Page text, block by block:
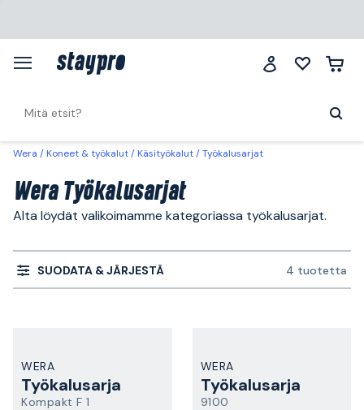
Wera Koneet & työkalut Käsityökalut Työkalusarjat
Wera Työkalusarjat
Alta löydät valikoimamme kategoriassa työkalusarjat.
SUODATA & JÄRJESTÄ 4 tuotetta
WERA
Työkalusarja
Kompakt F 1
WERA
Työkalusarja
9100